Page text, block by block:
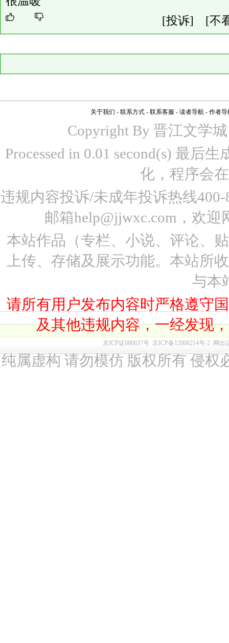
[投诉]
[不
关于我们 - 联系方式 - 联系客服 - 读者导航 - 作者导
Copyright By 晋江文学
Processed in 0.01 second(s) 最后
化，程序会
违规内容投诉/未成年投诉热线
邮箱help@jjwxc.com，欢
本站作品（专栏、小说、评论、
上传、存储及展示功能。本站所
与本
请所有用户发布内容时严格遵守
及其他违规内容，一经发现
京ICP证080637号 京ICP备12006214号-2 网出
纯属虚构 请勿模仿 版权所有 侵权